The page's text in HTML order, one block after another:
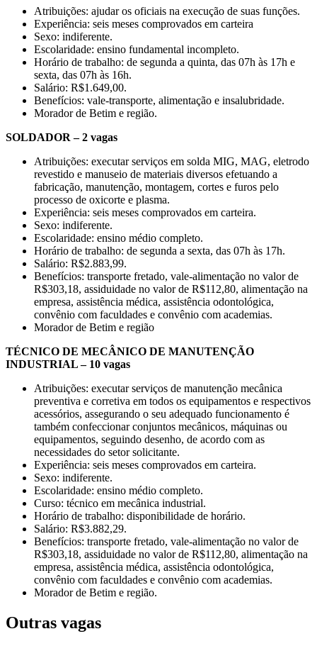
Atribuições: ajudar os oficiais na execução de suas funções.
Experiência: seis meses comprovados em carteira
Sexo: indiferente.
Escolaridade: ensino fundamental incompleto.
Horário de trabalho: de segunda a quinta, das 07h às 17h e
sexta, das 07h às 16h.
Salário: R$1.649,00.
Benefícios: vale-transporte, alimentação e insalubridade.
Morador de Betim e região.
SOLDADOR – 2 vagas
Atribuições: executar serviços em solda MIG, MAG, eletrodo
revestido e manuseio de materiais diversos efetuando a
fabricação, manutenção, montagem, cortes e furos pelo
processo de oxicorte e plasma.
Experiência: seis meses comprovados em carteira.
Sexo: indiferente.
Escolaridade: ensino médio completo.
Horário de trabalho: de segunda a sexta, das 07h às 17h.
Salário: R$2.883,99.
Benefícios: transporte fretado, vale-alimentação no valor de
R$303,18, assiduidade no valor de R$112,80, alimentação na
empresa, assistência médica, assistência odontológica,
convênio com faculdades e convênio com academias.
Morador de Betim e região
TÉCNICO DE MECÂNICO DE MANUTENÇÃO
INDUSTRIAL – 10 vagas
Atribuições: executar serviços de manutenção mecânica
preventiva e corretiva em todos os equipamentos e respectivos
acessórios, assegurando o seu adequado funcionamento é
também confeccionar conjuntos mecânicos, máquinas ou
equipamentos, seguindo desenho, de acordo com as
necessidades do setor solicitante.
Experiência: seis meses comprovados em carteira.
Sexo: indiferente.
Escolaridade: ensino médio completo.
Curso: técnico em mecânica industrial.
Horário de trabalho: disponibilidade de horário.
Salário: R$3.882,29.
Benefícios: transporte fretado, vale-alimentação no valor de
R$303,18, assiduidade no valor de R$112,80, alimentação na
empresa, assistência médica, assistência odontológica,
convênio com faculdades e convênio com academias.
Morador de Betim e região.
Outras vagas